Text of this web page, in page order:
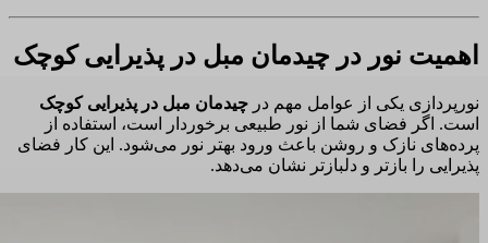
اهمیت نور در چیدمان مبل در پذیرایی کوچک
نورپردازی یکی از عوامل مهم در چیدمان مبل در پذیرایی کوچک
است. اگر فضای شما از نور طبیعی برخوردار است، استفاده از
پرده‌های نازک و روشن باعث ورود بهتر نور می‌شود. این کار فضای
پذیرایی را بازتر و دلبازتر نشان می‌دهد.